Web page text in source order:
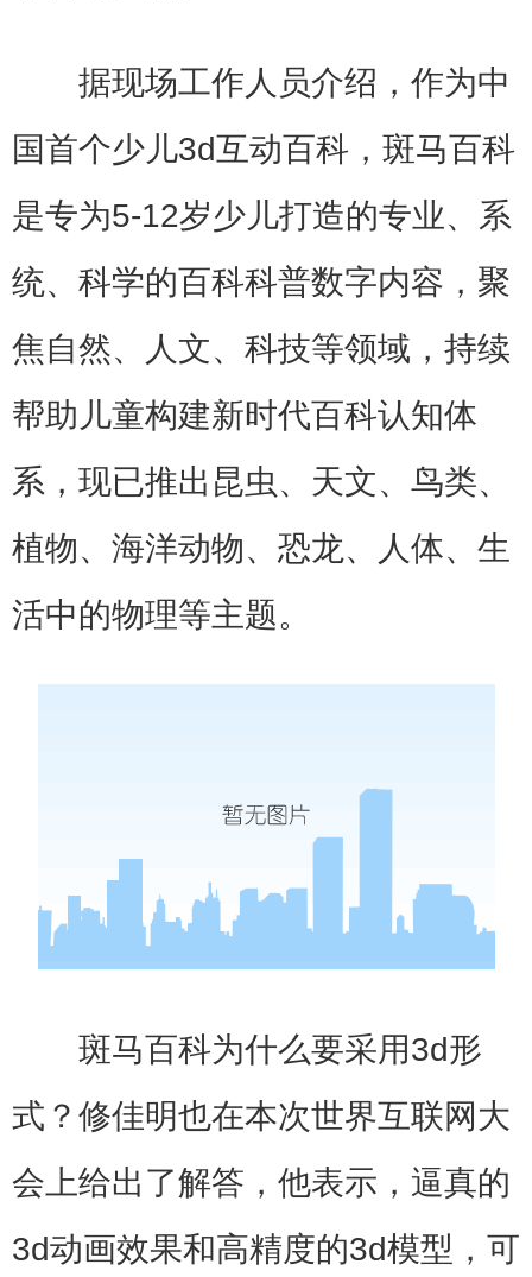
据现场工作人员介绍，作为中
国首个少儿3d互动百科，斑马百科
是专为5-12岁少儿打造的专业、系
统、科学的百科科普数字内容，聚
焦自然、人文、科技等领域，持续
帮助儿童构建新时代百科认知体
系，现已推出昆虫、天文、鸟类、
植物、海洋动物、恐龙、人体、生
活中的物理等主题。
斑马百科为什么要采用3d形
式？修佳明也在本次世界互联网大
会上给出了解答，他表示，逼真的
3d动画效果和高精度的3d模型，可